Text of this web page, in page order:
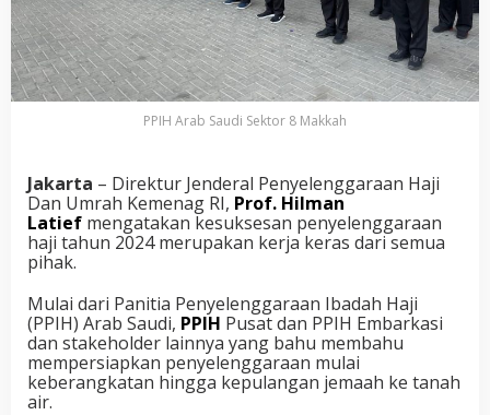
PPIH Arab Saudi Sektor 8 Makkah
Jakarta – Direktur Jenderal Penyelenggaraan Haji
Dan Umrah Kemenag RI, Prof. Hilman
Latief mengatakan kesuksesan penyelenggaraan
haji tahun 2024 merupakan kerja keras dari semua
pihak.
Mulai dari Panitia Penyelenggaraan Ibadah Haji
(PPIH) Arab Saudi, PPIH Pusat dan PPIH Embarkasi
dan stakeholder lainnya yang bahu membahu
mempersiapkan penyelenggaraan mulai
keberangkatan hingga kepulangan jemaah ke tanah
air.